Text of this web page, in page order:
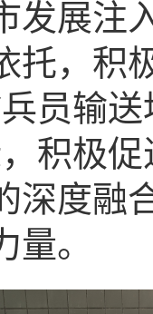
发展注
托，积
员输
积极
深度融
。